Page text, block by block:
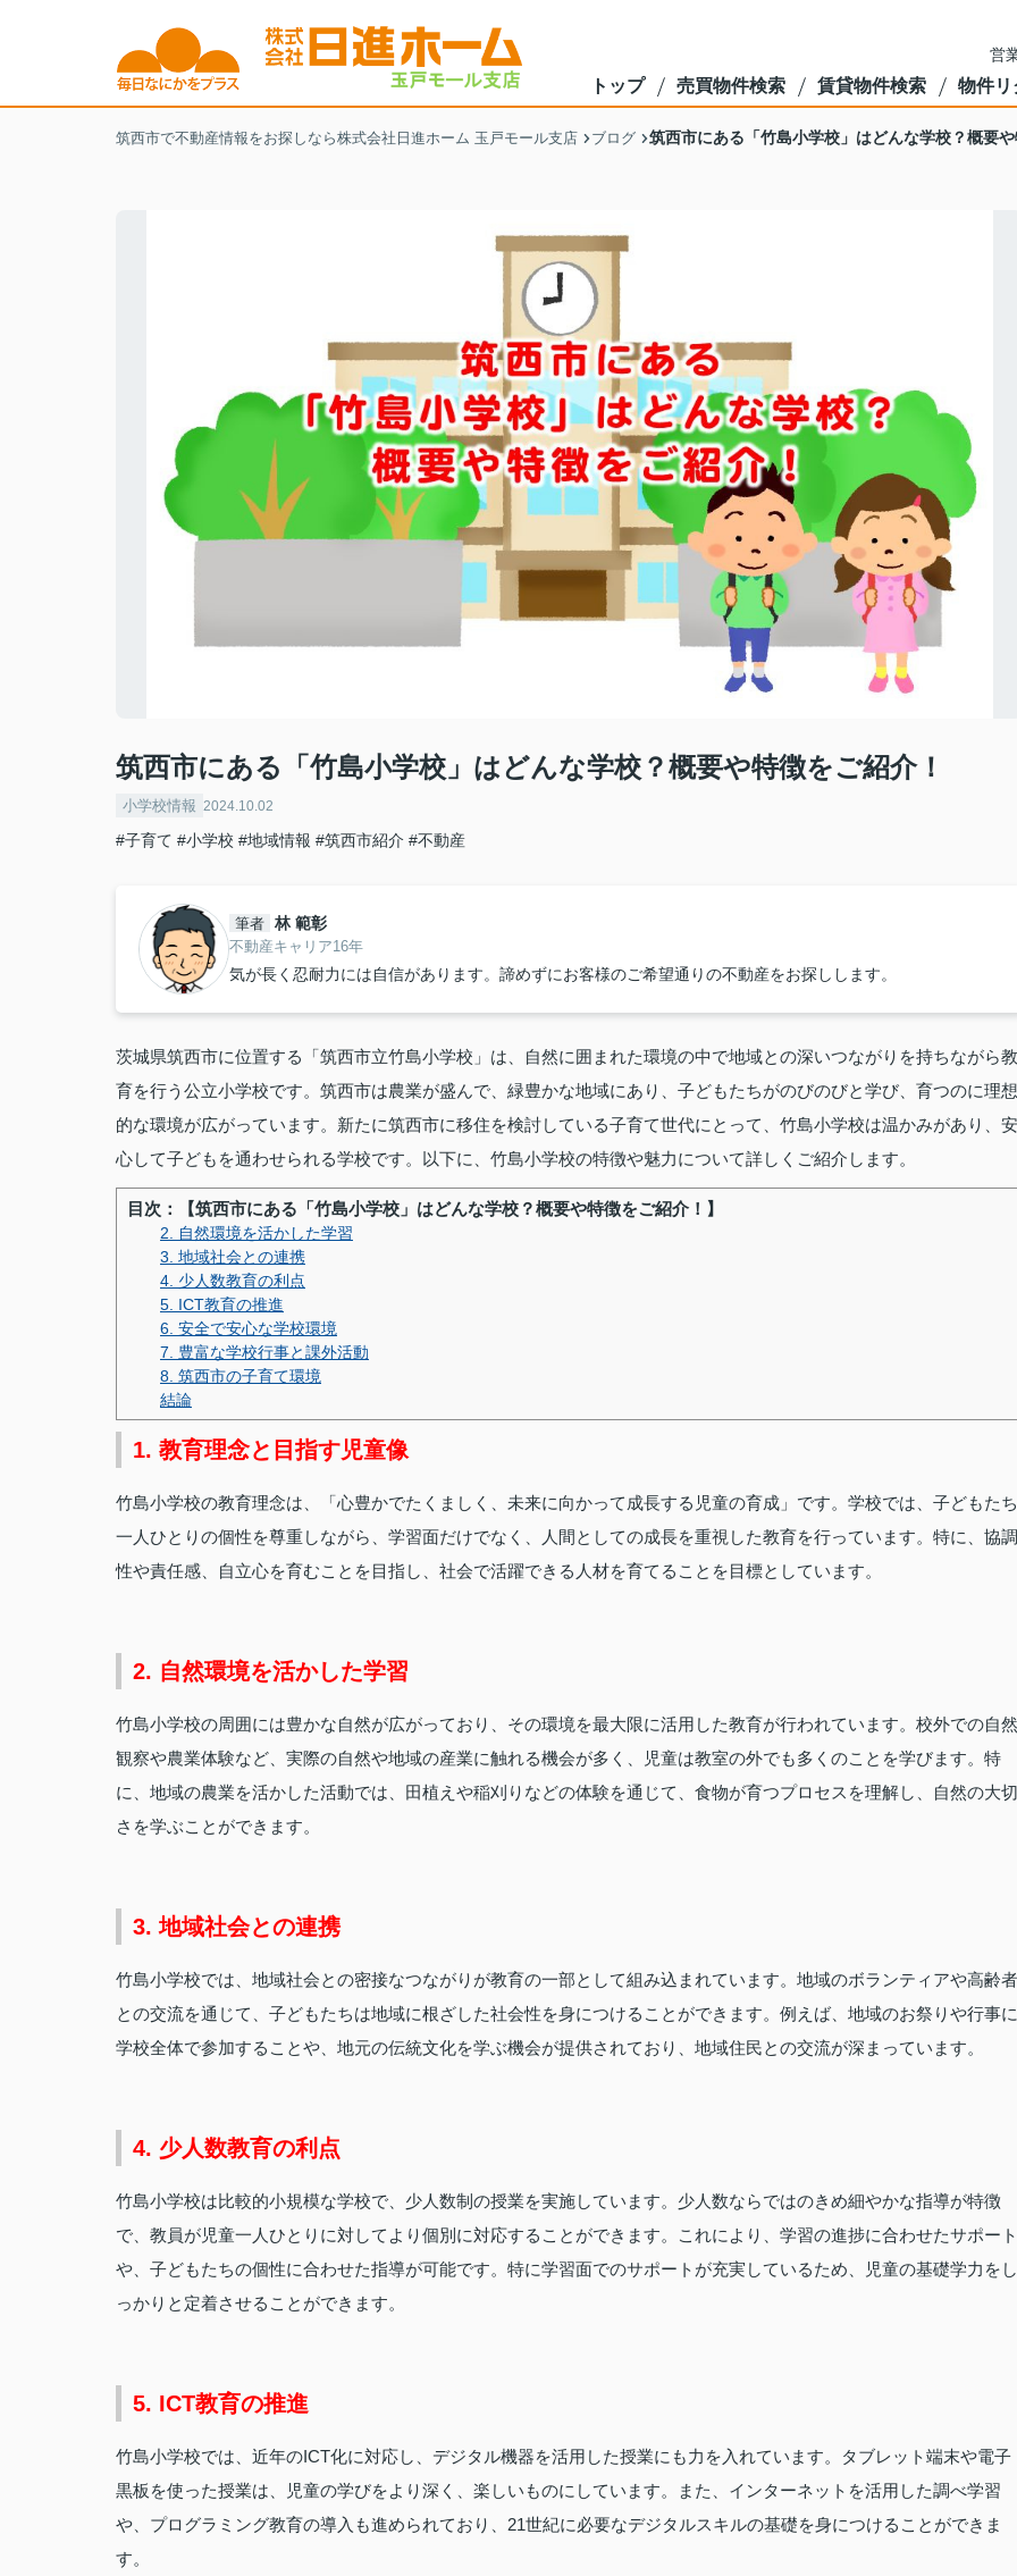
営
トップ 売買物件検索 賃貸物件検索 物件リ
筑西市で不動産情報をお探しなら株式会社日進ホーム 玉戸モール支店 ブログ 筑西市にある「竹島小学校」はどんな学校？概要や
筑西市にある「竹島小学校」はどんな学校？概要や特徴をご紹介！
小学校情報 2024.10.02
#子育て #小学校 #地域情報 #筑西市紹介 #不動産
筆者 林 範彰
不動産キャリア16年
気が長く忍耐力には自信があります。諦めずにお客様のご希望通りの不動産をお探しします。
茨城県筑西市に位置する「筑西市立竹島小学校」は、自然に囲まれた環境の中で地域との深いつながりを持ちながら教
育を行う公立小学校です。筑西市は農業が盛んで、緑豊かな地域にあり、子どもたちがのびのびと学び、育つのに理想
的な環境が広がっています。新たに筑西市に移住を検討している子育て世代にとって、竹島小学校は温かみがあり、安
心して子どもを通わせられる学校です。以下に、竹島小学校の特徴や魅力について詳しくご紹介します。
目次：【筑西市にある「竹島小学校」はどんな学校？概要や特徴をご紹介！】
2. 自然環境を活かした学習
3. 地域社会との連携
4. 少人数教育の利点
5. ICT教育の推進
6. 安全で安心な学校環境
7. 豊富な学校行事と課外活動
8. 筑西市の子育て環境
結論
1. 教育理念と目指す児童像
竹島小学校の教育理念は、「心豊かでたくましく、未来に向かって成長する児童の育成」です。学校では、子どもたち
一人ひとりの個性を尊重しながら、学習面だけでなく、人間としての成長を重視した教育を行っています。特に、協調
性や責任感、自立心を育むことを目指し、社会で活躍できる人材を育てることを目標としています。
2. 自然環境を活かした学習
竹島小学校の周囲には豊かな自然が広がっており、その環境を最大限に活用した教育が行われています。校外での自然
観察や農業体験など、実際の自然や地域の産業に触れる機会が多く、児童は教室の外でも多くのことを学びます。特
に、地域の農業を活かした活動では、田植えや稲刈りなどの体験を通じて、食物が育つプロセスを理解し、自然の大切
さを学ぶことができます。
3. 地域社会との連携
竹島小学校では、地域社会との密接なつながりが教育の一部として組み込まれています。地域のボランティアや高齢者
との交流を通じて、子どもたちは地域に根ざした社会性を身につけることができます。例えば、地域のお祭りや行事に
学校全体で参加することや、地元の伝統文化を学ぶ機会が提供されており、地域住民との交流が深まっています。
4. 少人数教育の利点
竹島小学校は比較的小規模な学校で、少人数制の授業を実施しています。少人数ならではのきめ細やかな指導が特徴
で、教員が児童一人ひとりに対してより個別に対応することができます。これにより、学習の進捗に合わせたサポート
や、子どもたちの個性に合わせた指導が可能です。特に学習面でのサポートが充実しているため、児童の基礎学力をし
っかりと定着させることができます。
5. ICT教育の推進
竹島小学校では、近年のICT化に対応し、デジタル機器を活用した授業にも力を入れています。タブレット端末や電子
黒板を使った授業は、児童の学びをより深く、楽しいものにしています。また、インターネットを活用した調べ学習
や、プログラミング教育の導入も進められており、21世紀に必要なデジタルスキルの基礎を身につけることができま
す。